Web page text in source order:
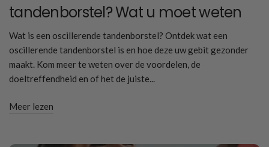
tandenborstel? Wat u moet weten
Wat is een oscillerende tandenborstel? Ontdek wat een
oscillerende tandenborstel is en hoe deze uw gebit gezonder
maakt. Kom meer te weten over de voordelen, de
doeltreffendheid en of het de juiste...
Meer lezen